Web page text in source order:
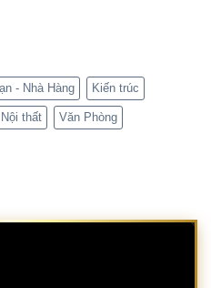
- Nhà Hàng Kiến trúc
Nội thất Văn Phòng